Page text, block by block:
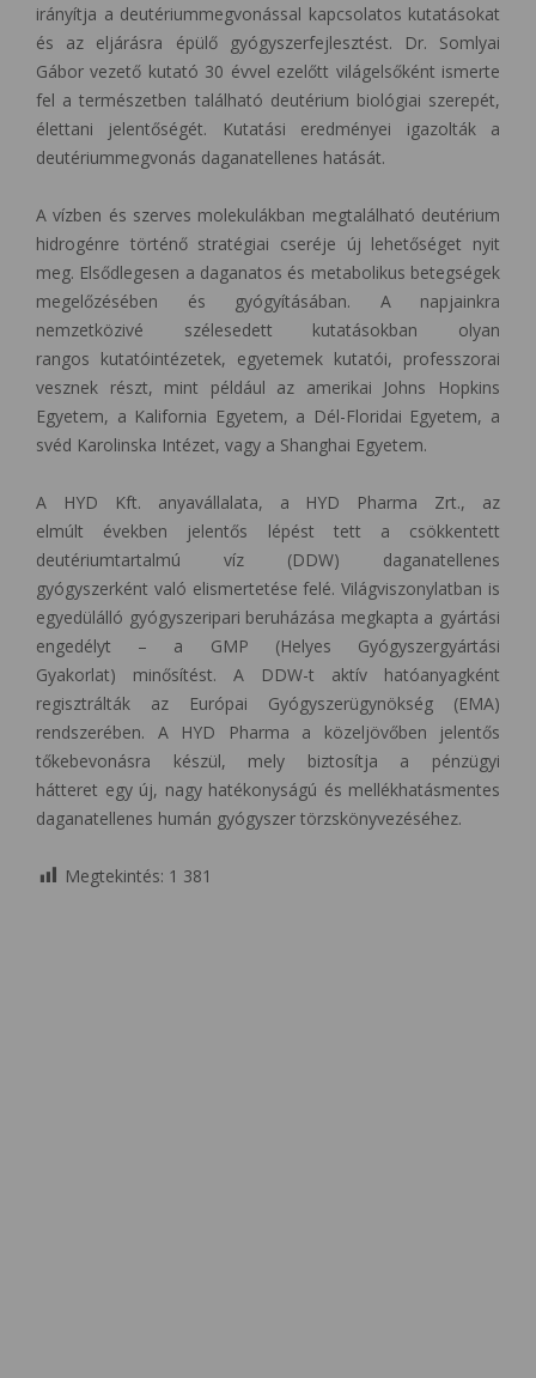
irányítja a deutériummegvonással kapcsolatos kutatásokat
és az eljárásra épülő gyógyszerfejlesztést. Dr. Somlyai
Gábor vezető kutató 30 évvel ezelőtt világelsőként ismerte
fel a természetben található deutérium biológiai szerepét,
élettani jelentőségét. Kutatási eredményei igazolták a
deutériummegvonás daganatellenes hatását.
A vízben és szerves molekulákban megtalálható deutérium
hidrogénre történő stratégiai cseréje új lehetőséget nyit
meg. Elsődlegesen a daganatos és metabolikus betegségek
megelőzésében és gyógyításában. A napjainkra
nemzetközivé szélesedett kutatásokban olyan
rangos kutatóintézetek, egyetemek kutatói, professzorai
vesznek részt, mint például az amerikai Johns Hopkins
Egyetem, a Kalifornia Egyetem, a Dél-Floridai Egyetem, a
svéd Karolinska Intézet, vagy a Shanghai Egyetem.
A HYD Kft. anyavállalata, a HYD Pharma Zrt., az
elmúlt években jelentős lépést tett a csökkentett
deutériumtartalmú víz (DDW) daganatellenes
gyógyszerként való elismertetése felé. Világviszonylatban is
egyedülálló gyógyszeripari beruházása megkapta a gyártási
engedélyt – a GMP (Helyes Gyógyszergyártási
Gyakorlat) minősítést. A DDW-t aktív hatóanyagként
regisztrálták az Európai Gyógyszerügynökség (EMA)
rendszerében. A HYD Pharma a közeljövőben jelentős
tőkebevonásra készül, mely biztosítja a pénzügyi
hátteret egy új, nagy hatékonyságú és mellékhatásmentes
daganatellenes humán gyógyszer törzskönyvezéséhez.
Megtekintés: 1 381